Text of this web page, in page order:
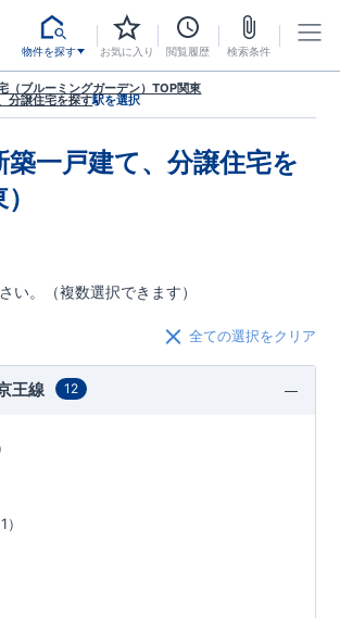
物件を探す お気に入り 閲覧履歴 検索条件
（ブルーミングガーデン）TOP関東
分譲住宅を探す駅を選択
築一戸建て、分譲住宅を
い。（複数選択できます）
全ての選択をクリア
王線 12
1）